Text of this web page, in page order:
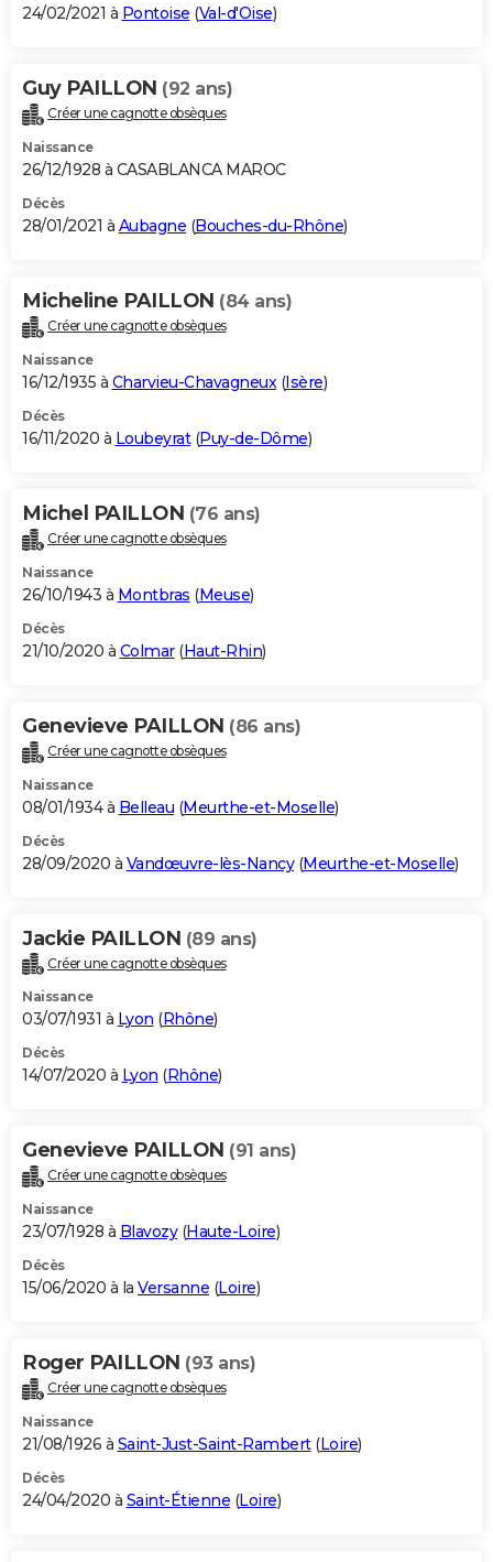
24/02/2021 à Pontoise (Val-d'Oise)
Guy PAILLON (92 ans)
Créer une cagnotte obsèques
Naissance
26/12/1928 à CASABLANCA MAROC
Décès
28/01/2021 à Aubagne (Bouches-du-Rhône)
Micheline PAILLON (84 ans)
Créer une cagnotte obsèques
Naissance
16/12/1935 à Charvieu-Chavagneux(Isère)
Décès
16/11/2020 à Loubeyrat(Puy-de-Dôme)
Michel PAILLON (76 ans)
Créer une cagnotte obsèques
Naissance
26/10/1943 à Montbras (Meuse)
Décès
21/10/2020 à Colmar(Haut-Rhin)
Genevieve PAILLON (86 ans)
Créer une cagnotte obsèques
Naissance
08/01/1934 à Belleau (Meurthe-et-Moselle)
Décès
28/09/2020 à Vandœuvre-lès-Nancy(Meurthe-et-Moselle)
Jackie PAILLON (89 ans)
Créer une cagnotte obsèques
Naissance
03/07/1931 à Lyon (Rhône)
Décès
14/07/2020 à Lyon (Rhône)
Genevieve PAILLON (91 ans)
Créer une cagnotte obsèques
Naissance
23/07/1928 à Blavozy(Haute-Loire)
Décès
15/06/2020 à la Versanne (Loire)
Roger PAILLON (93 ans)
Créer une cagnotte obsèques
Naissance
21/08/1926 à Saint-Just-Saint-Rambert(Loire)
Décès
24/04/2020 à Saint-Étienne (Loire)